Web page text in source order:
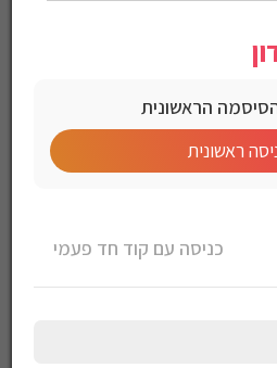
הראשונית
ראשונית
כניסה עם קוד חד פעמי